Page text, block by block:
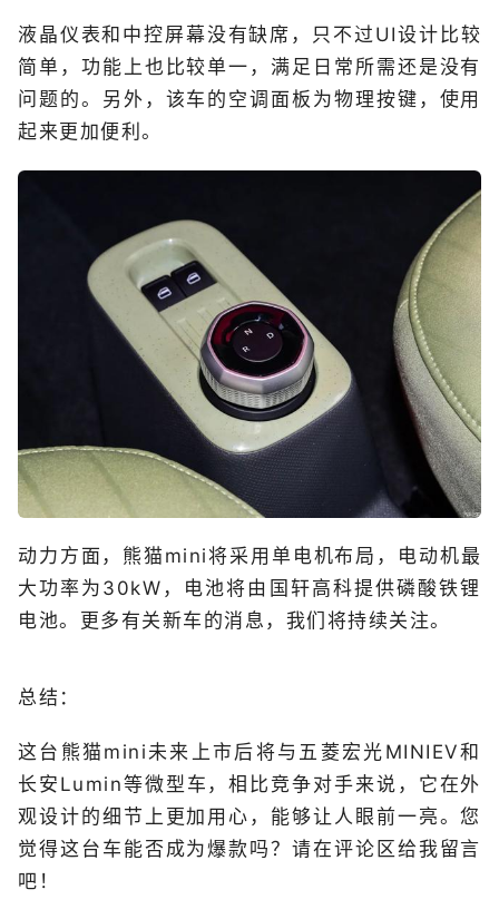
液晶仪表和中控屏幕没有缺席，只不过UI设计比较
简单，功能上也比较单一，满足日常所需还是没有
问题的。另外，该车的空调面板为物理按键，使用
起来更加便利。
动力方面，熊猫mini将采用单电机布局，电动机最
大功率为30kW，电池将由国轩高科提供磷酸铁锂
电池。更多有关新车的消息，我们将持续关注。
总结：
这台熊猫mini未来上市后将与五菱宏光MINIEV和
长安Lumin等微型车，相比竞争对手来说，它在外
观设计的细节上更加用心，能够让人眼前一亮。您
觉得这台车能否成为爆款吗？请在评论区给我留言
吧！